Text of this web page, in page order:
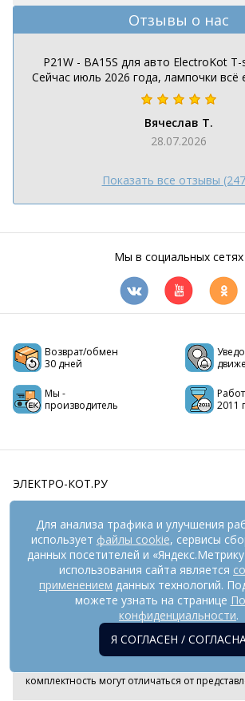
Отзывы о нас
P21W - BA15S для авто ElectroKot
Сейчас июль 2026 года, лампочки всё
Вячеслав Т.
28.07.2026
Показать все отзывы
Мы в социальных сетях
Возврат/обмен
30 дней
Мы -
производитель
2011
ЭЛЕКТРО-КОТ.РУ
ИНФОРМАЦИЯ
РЕКВИЗИТЫ
На информационном ресурсе применяются
рекомендательные технологии
предоставления информации на основе
систематизации и анализа сведений,
предпочтениям пользователей сети
комплектность могут отличаться от
Для анализа трафика и улучшения
использует файлы cookie, сервисы
данных посетителей и
использования сайта является
применением данных технологий.
можете узнать на странице
конфиденциальности.
Я СОГЛАСЕН /